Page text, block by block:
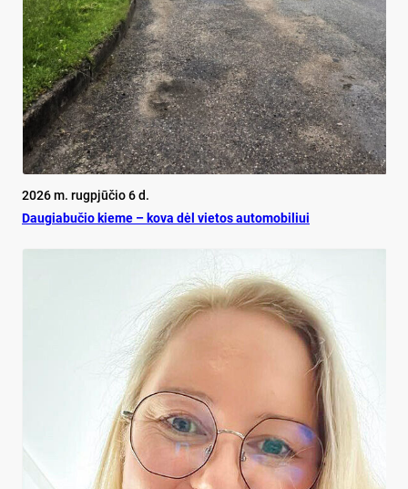
2026 m. rugpjūčio 6 d.
Dau­gia­bu­čio kie­me – ko­va dėl vie­tos au­to­mo­bi­liui